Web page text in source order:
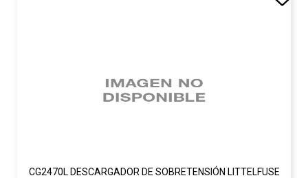
CG2470L DESCARGADOR DE SOBRETENSIÓN LITTELFUSE